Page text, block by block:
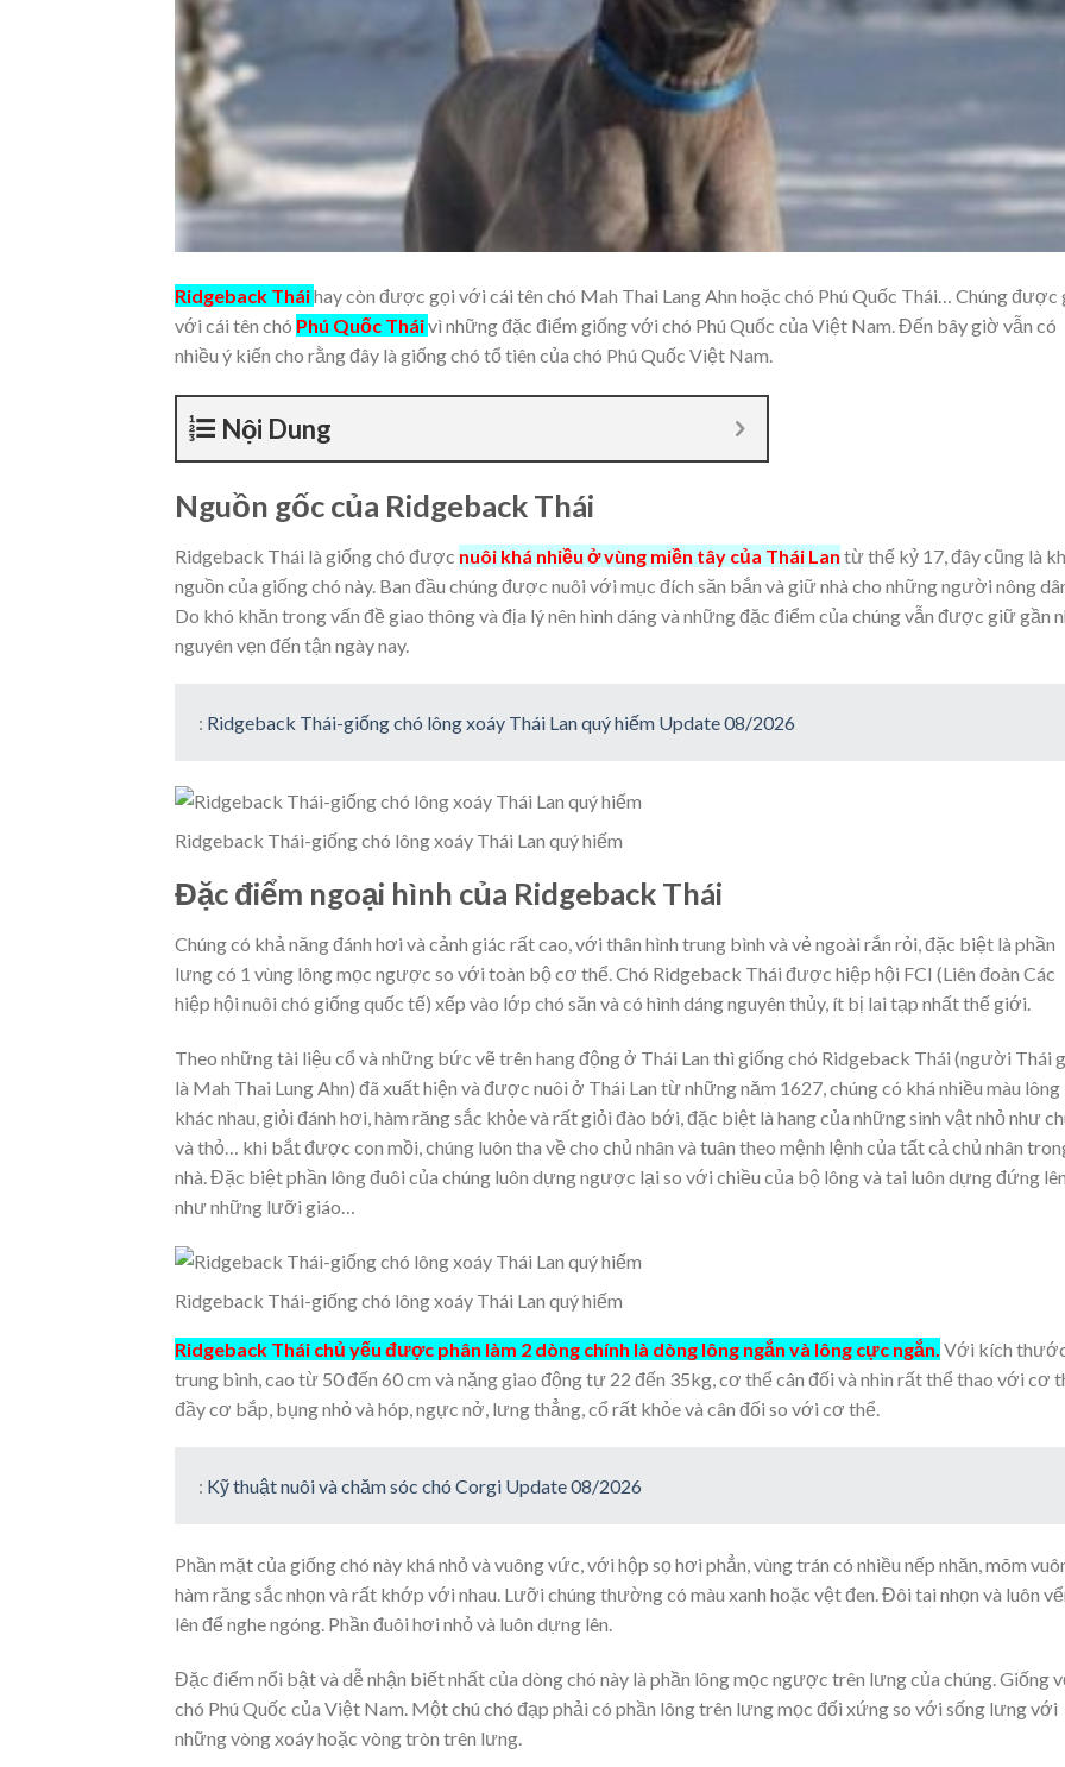
Ridgeback Tháihay còn được gọi với cái tên chó Mah Thai Lang Ahn hoặc chó Phú Quốc Thái… Chúng được
với cái tên chó Phú Quốc Tháivì những đặc điểm giống với chó Phú Quốc của Việt Nam. Đến bây giờ vẫn có
nhiều ý kiến cho rằng đây là giống chó tổ tiên của chó Phú Quốc Việt Nam.
Nội Dung
Nguồn gốc của Ridgeback Thái
Ridgeback Thái là giống chó được nuôi khá nhiều ở vùng miền tây của Thái Lan từ thế kỷ 17, đây cũng là
nguồn của giống chó này. Ban đầu chúng được nuôi với mục đích săn bắn và giữ nhà cho những người nông
Do khó khăn trong vấn đề giao thông và địa lý nên hình dáng và những đặc điểm của chúng vẫn được giữ gần
nguyên vẹn đến tận ngày nay.
: Ridgeback Thái-giống chó lông xoáy Thái Lan quý hiếm Update 08/2026
Ridgeback Thái-giống chó lông xoáy Thái Lan quý hiếm
Đặc điểm ngoại hình của Ridgeback Thái
Chúng có khả năng đánh hơi và cảnh giác rất cao, với thân hình trung bình và vẻ ngoài rắn rỏi, đặc biệt là phần
lưng có 1 vùng lông mọc ngược so với toàn bộ cơ thể. Chó Ridgeback Thái được hiệp hội FCI (Liên đoàn Các
hiệp hội nuôi chó giống quốc tế) xếp vào lớp chó săn và có hình dáng nguyên thủy, ít bị lai tạp nhất thế giới.
Theo những tài liệu cổ và những bức vẽ trên hang động ở Thái Lan thì giống chó Ridgeback Thái (người Thái
là Mah Thai Lung Ahn) đã xuất hiện và được nuôi ở Thái Lan từ những năm 1627, chúng có khá nhiều màu lông
khác nhau, giỏi đánh hơi, hàm răng sắc khỏe và rất giỏi đào bới, đặc biệt là hang của những sinh vật nhỏ như
và thỏ… khi bắt được con mồi, chúng luôn tha về cho chủ nhân và tuân theo mệnh lệnh của tất cả chủ nhân
nhà. Đặc biệt phần lông đuôi của chúng luôn dựng ngược lại so với chiều của bộ lông và tai luôn dựng đứng lên
như những lưỡi giáo…
Ridgeback Thái-giống chó lông xoáy Thái Lan quý hiếm
Ridgeback Thái chủ yếu được phân làm 2 dòng chính là dòng lông ngắn và lông cực ngắn. Với kích
trung bình, cao từ 50 đến 60 cm và nặng giao động tự 22 đến 35kg, cơ thể cân đối và nhìn rất thể thao với cơ
đầy cơ bắp, bụng nhỏ và hóp, ngực nở, lưng thẳng, cổ rất khỏe và cân đối so với cơ thể.
: Kỹ thuật nuôi và chăm sóc chó Corgi Update 08/2026
Phần mặt của giống chó này khá nhỏ và vuông vức, với hộp sọ hơi phẳn, vùng trán có nhiều nếp nhăn, mõm
hàm răng sắc nhọn và rất khớp với nhau. Lưỡi chúng thường có màu xanh hoặc vệt đen. Đôi tai nhọn và luôn
lên để nghe ngóng. Phần đuôi hơi nhỏ và luôn dựng lên.
Đặc điểm nổi bật và dễ nhận biết nhất của dòng chó này là phần lông mọc ngược trên lưng của chúng. Giống
chó Phú Quốc của Việt Nam. Một chú chó đạp phải có phần lông trên lưng mọc đối xứng so với sống lưng với
những vòng xoáy hoặc vòng tròn trên lưng.